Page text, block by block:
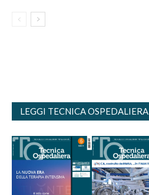
LEGGI TECNICA OSPEDALIERA